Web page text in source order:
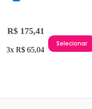
R$ 175,41
3x R$ 65,04
Selecionar